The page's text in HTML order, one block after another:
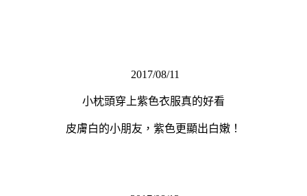
2017/08/11
小枕頭穿上紫色衣服真的好看
皮膚白的小朋友，紫色更顯出白嫩！